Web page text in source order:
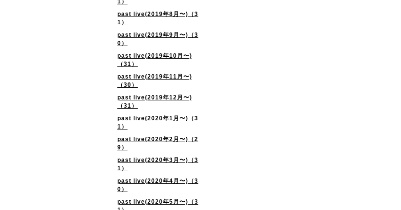
1）
past live(2019年8月〜)（3
1）
past live(2019年9月〜)（3
0）
past live(2019年10月〜)
（31）
past live(2019年11月〜)
（30）
past live(2019年12月〜)
（31）
past live(2020年1月〜)（3
1）
past live(2020年2月〜)（2
9）
past live(2020年3月〜)（3
1）
past live(2020年4月〜)（3
0）
past live(2020年5月〜)（3